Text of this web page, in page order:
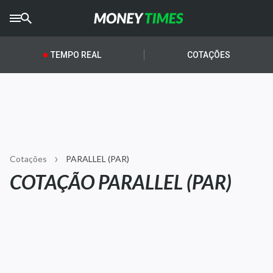
CRYPTOTIMES
AGROTIMES
Newsletters
Money Trader
TEMPO REAL COTAÇÕES
Cotações PARALLEL (PAR)
COTAÇÃO PARALLEL (PAR)